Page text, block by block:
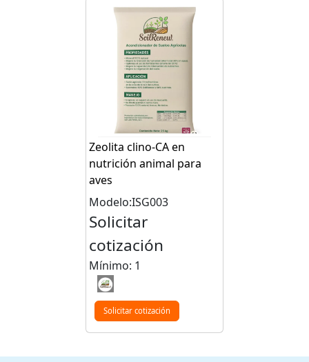
Zeolita clino-CA en
nutrición animal para
aves
Modelo:ISG003
Solicitar
cotización
Mínimo: 1
Solicitar cotización